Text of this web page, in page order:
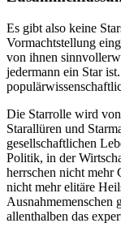
Es gibt also keine
Vormachtstellung
von ihnen
jedermann ein Star
Die Starrolle wird
Starallüren und
gesellschaftlichen
Politik, in der
herrschen nicht mehr
nicht mehr elitäre
Ausnahmemenschen
allenthalben das